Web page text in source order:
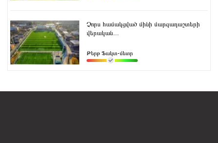
Չորս համակցված մինի մարզադաշտերի
վերական...
Թերթ Ֆակտ-մետր